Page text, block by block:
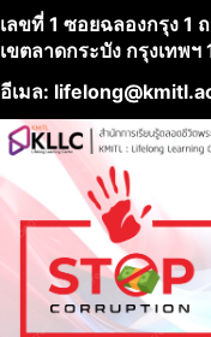
เลขที่ 1 ซอยฉลองกรุง 1
เขตลาดกระบัง กรุงเทพฯ
อีเมล: